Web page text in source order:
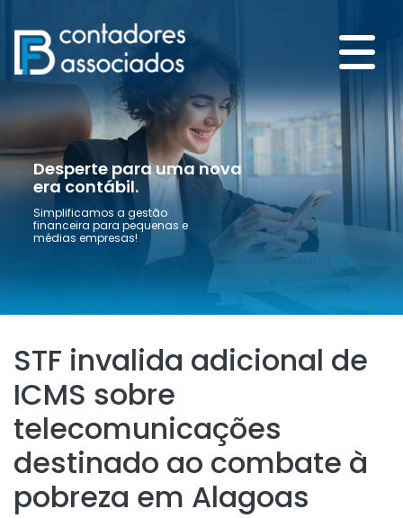
Desperte para uma nova
era contábil.
Simplificamos a gestão
financeira para pequenas e
médias empresas!
STF invalida adicional de
ICMS sobre
telecomunicações
destinado ao combate à
pobreza em Alagoas